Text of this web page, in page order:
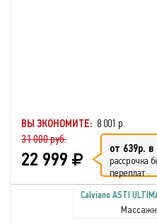
ВЫ ЭКОНОМИТЕ: 8 001 р.
31 000 руб.
22 999 от 639р.
рассрочка
переплат
Calviano ASTI